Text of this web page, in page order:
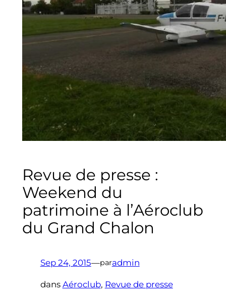
Revue de presse :
Weekend du
patrimoine à l’Aéroclub
du Grand Chalon
Sep 24, 2015—paradmin
dans Aéroclub, Revue de presse